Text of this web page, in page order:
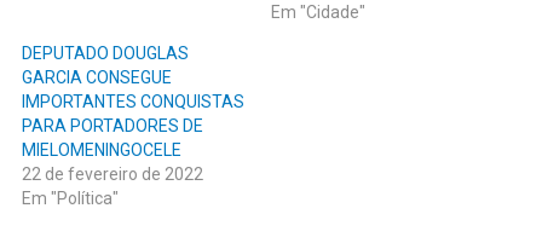
Em "Cidade"
DEPUTADO DOUGLAS
GARCIA CONSEGUE
IMPORTANTES CONQUISTAS
PARA PORTADORES DE
MIELOMENINGOCELE
22 de fevereiro de 2022
Em "Política"